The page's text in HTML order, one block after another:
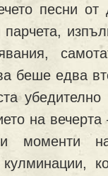
песни
беше едва
на
моменти